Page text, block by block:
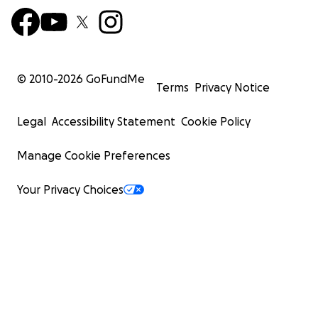
© 2010-2026 GoFundMe
Terms Privacy Notice
Legal Accessibility Statement Cookie Policy
Manage Cookie Preferences
Your Privacy Choices